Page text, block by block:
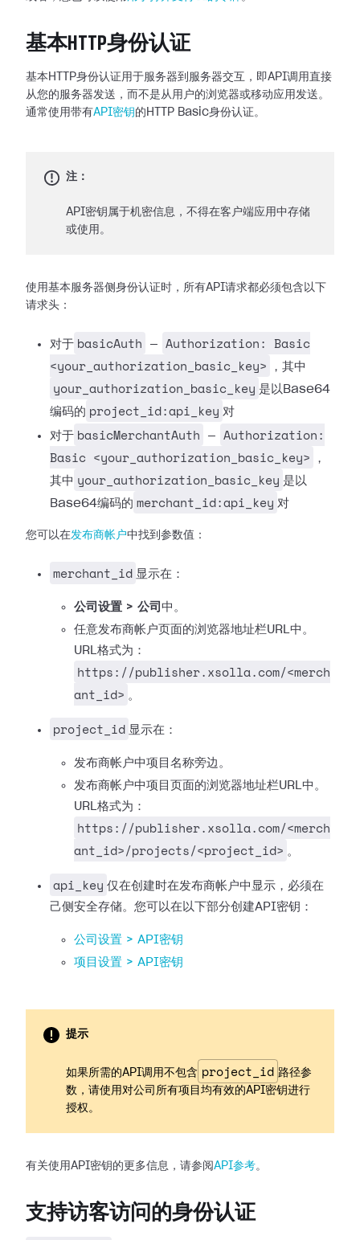
基本HTTP身份认证
基本HTTP身份认证用于服务器到服务器交互，即API调用直接
从您的服务器发送，而不是从用户的浏览器或移动应用发送。
通常使用带有API密钥 的HTTP Basic身份认证。
注：
API密钥属于机密信息，不得在客户端应用中存储
或使用。
使用基本服务器侧身份认证时，所有API请求都必须包含以下
请求头：
对于 basicAuth —
Authorization: Basic
<your_authorization_basic_key>
，其中
your_authorization_basic_key 是以Base64
编码的 project_id:api_key 对
对于 basicMerchantAuth —
Authorization:
Basic <your_authorization_basic_key>
，
其中 your_authorization_basic_key 是以
Base64编码的 merchant_id:api_key 对
您可以在发布商帐户中找到参数值：
merchant_id 显示在：
公司设置 > 公司 中。
任意发布商帐户页面的浏览器地址栏URL中。
URL格式为：
https://publisher.xsolla.com/<merch
ant_id> 。
project_id 显示在：
发布商帐户中项目名称旁边。
发布商帐户中项目页面的浏览器地址栏URL中。
URL格式为：
https://publisher.xsolla.com/<merch
ant_id>/projects/<project_id> 。
api_key 仅在创建时在发布商帐户中显示，必须在
己侧安全存储。您可以在以下部分创建API密钥：
公司设置 > API密钥
项目设置 > API密钥
提示
如果所需的API调用不包含 project_id 路径参
数，请使用对公司所有项目均有效的API密钥进行
授权。
有关使用API密钥的更多信息，请参阅 API参考。
支持访客访问的身份认证